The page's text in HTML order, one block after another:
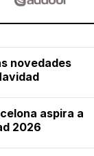
novedades
aspira a
2026